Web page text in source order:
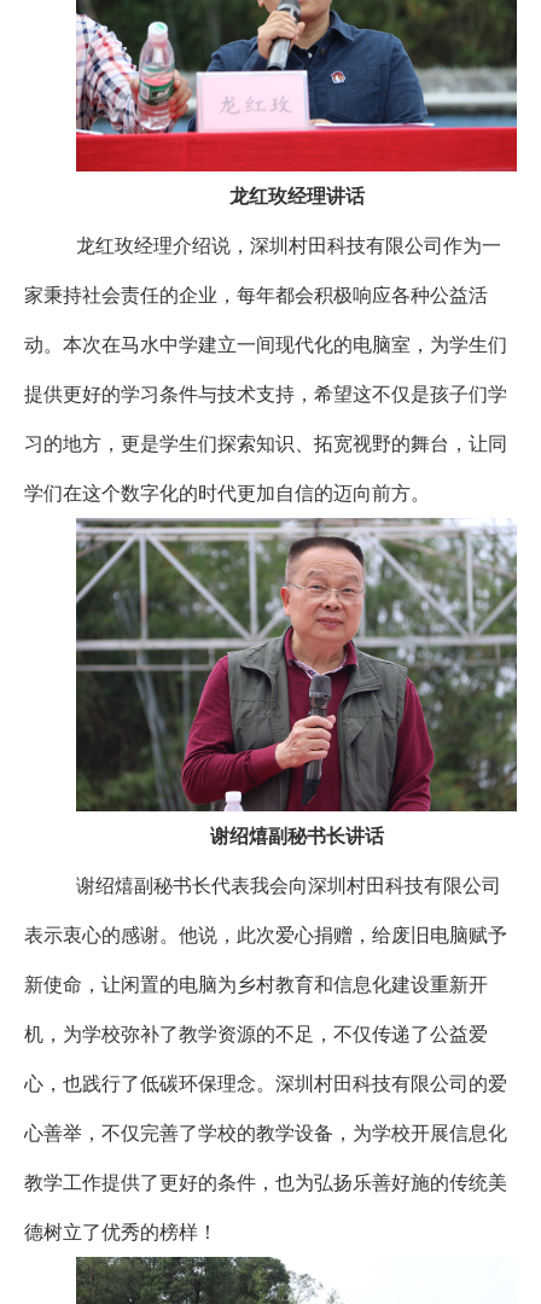
龙红玫经理讲话
龙红玫经理介绍说，深圳村田科技有限公司作为一
家秉持社会责任的企业，每年都会积极响应各种公益活
动。本次在马水中学建立一间现代化的电脑室，为学生们
提供更好的学习条件与技术支持，希望这不仅是孩子们学
习的地方，更是学生们探索知识、拓宽视野的舞台，让同
学们在这个数字化的时代更加自信的迈向前方。
谢绍熺副秘书长讲话
谢绍熺副秘书长代表我会向深圳村田科技有限公司
表示衷心的感谢。他说，此次爱心捐赠，给废旧电脑赋予
新使命，让闲置的电脑为乡村教育和信息化建设重新开
机，为学校弥补了教学资源的不足，不仅传递了公益爱
心，也践行了低碳环保理念。深圳村田科技有限公司的爱
心善举，不仅完善了学校的教学设备，为学校开展信息化
教学工作提供了更好的条件，也为弘扬乐善好施的传统美
德树立了优秀的榜样！